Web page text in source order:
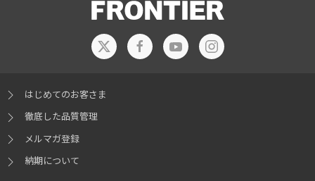
はじめてのお客さま
徹底した品質管理
メルマガ登録
納期について